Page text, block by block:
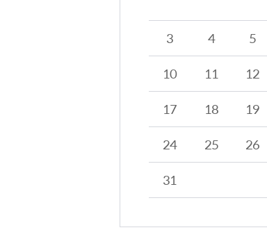
3
4 5
10
11 12
17
18 19
24
25 26
31